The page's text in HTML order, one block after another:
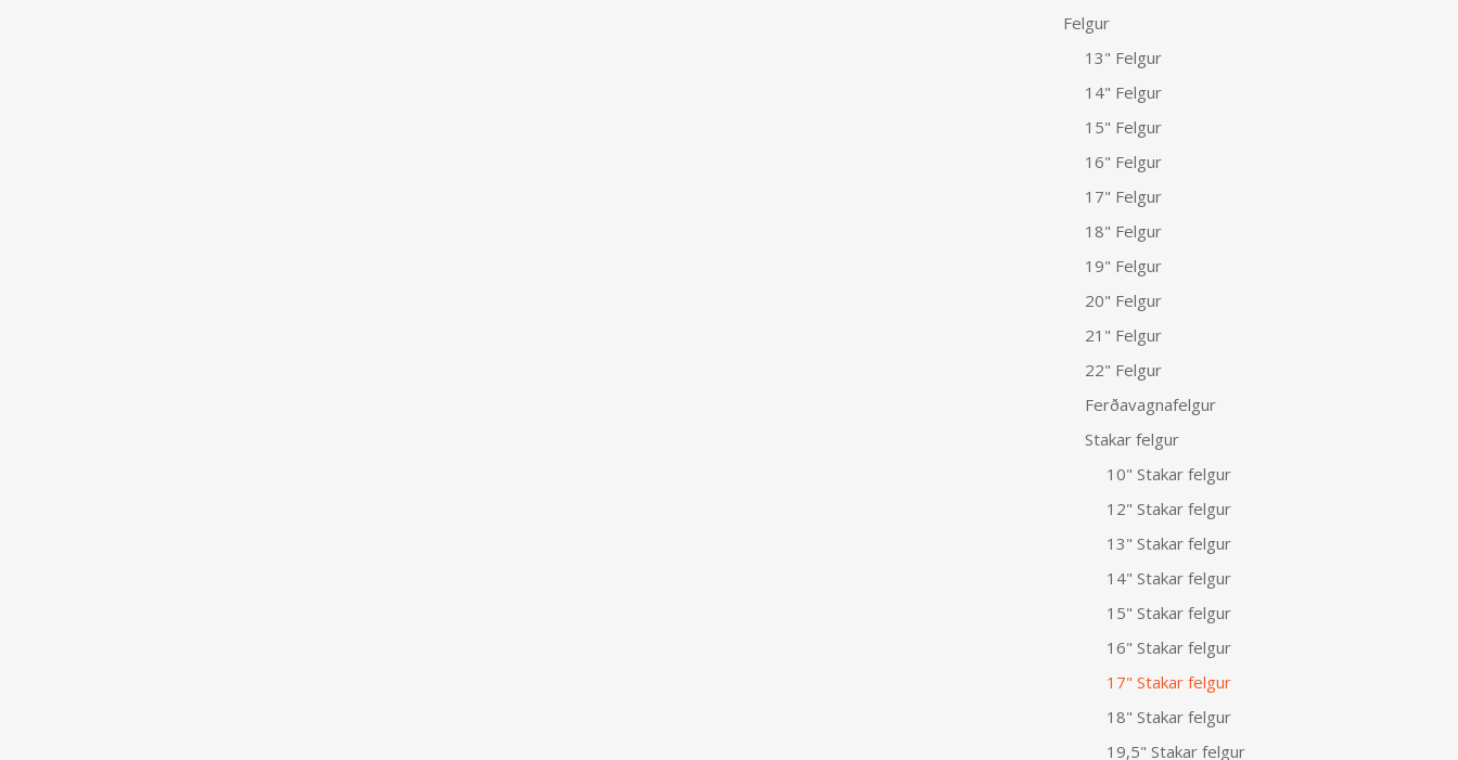
Felgur
13" Felgur
14" Felgur
15" Felgur
16" Felgur
17" Felgur
18" Felgur
19" Felgur
20" Felgur
21" Felgur
22" Felgur
Ferðavagnafelgur
Stakar felgur
10" Stakar felgur
12" Stakar felgur
13" Stakar felgur
14" Stakar felgur
15" Stakar felgur
16" Stakar felgur
17" Stakar felgur
18" Stakar felgur
19,5" Stakar felgur